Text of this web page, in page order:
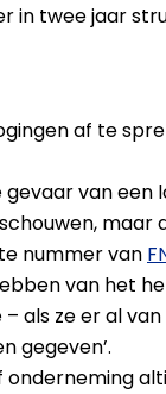
in twee jaar
af te
van
maar
nummer van
van het
als ze er al
gegeven’.